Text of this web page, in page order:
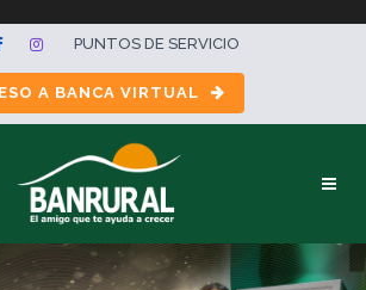
PUNTOS DE SERVICIO
A BANCA VIRTUAL